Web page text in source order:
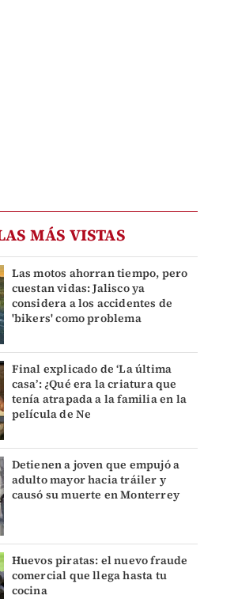
MÁS VISTAS
Las motos ahorran tiempo, pero
cuestan vidas: Jalisco ya
considera a los accidentes de
'bikers' como problema
Final explicado de ‘La última
casa’: ¿Qué era la criatura que
tenía atrapada a la familia en la
película de Ne
Detienen a joven que empujó a
adulto mayor hacia tráiler y
causó su muerte en Monterrey
Huevos piratas: el nuevo fraude
comercial que llega hasta tu
cocina